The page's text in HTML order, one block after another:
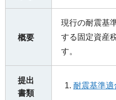
概要
現行の耐震基
する固定資産
す。
提出
書類
耐震基準